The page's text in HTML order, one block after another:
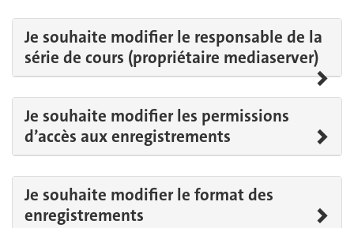
Je souhaite modifier le responsable de la
série de cours (propriétaire mediaserver)
Je souhaite modifier les permissions
d’accès aux enregistrements
Je souhaite modifier le format des
enregistrements